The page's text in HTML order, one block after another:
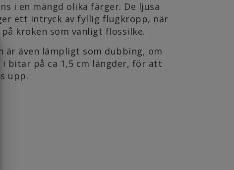
i en mängd olika färger. De ljusa
ett intryck av fyllig flugkropp, när
på kroken som vanligt flossilke.
är även lämpligt som dubbing, om
bitar på ca 1,5 cm längder, för att
upp.